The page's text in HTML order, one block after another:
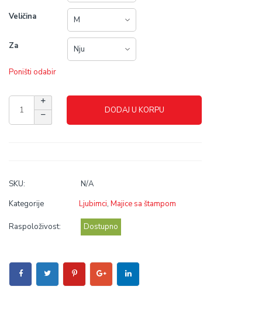
Veličina
Za
Poništi odabir
DODAJ U KORPU
SKU:
N/A
Kategorije
Ljubimci, Majice sa štampom
Raspoloživost: Dostupno